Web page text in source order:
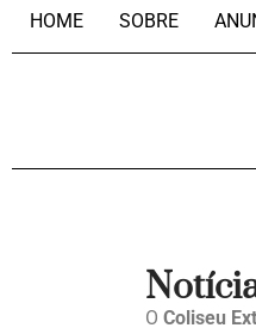
HOME SOBRE
O Coliseu